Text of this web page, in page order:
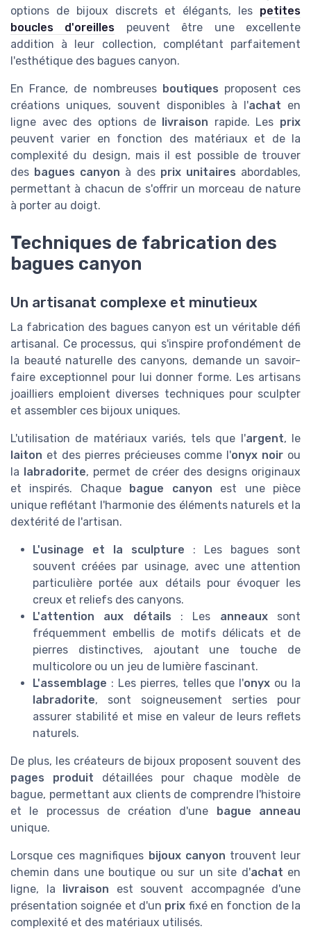
options de bijoux discrets et élégants, les petites
boucles d'oreilles peuvent être une excellente
addition à leur collection, complétant parfaitement
l'esthétique des bagues canyon.
En France, de nombreuses boutiques proposent ces
créations uniques, souvent disponibles à l'achat en
ligne avec des options de livraison rapide. Les prix
peuvent varier en fonction des matériaux et de la
complexité du design, mais il est possible de trouver
des bagues canyon à des prix unitaires abordables,
permettant à chacun de s'offrir un morceau de nature
à porter au doigt.
Techniques de fabrication des
bagues canyon
Un artisanat complexe et minutieux
La fabrication des bagues canyon est un véritable défi
artisanal. Ce processus, qui s'inspire profondément de
la beauté naturelle des canyons, demande un savoir-
faire exceptionnel pour lui donner forme. Les artisans
joailliers emploient diverses techniques pour sculpter
et assembler ces bijoux uniques.
L'utilisation de matériaux variés, tels que l'argent, le
laiton et des pierres précieuses comme l'onyx noir ou
la labradorite, permet de créer des designs originaux
et inspirés. Chaque bague canyon est une pièce
unique reflétant l'harmonie des éléments naturels et la
dextérité de l'artisan.
L'usinage et la sculpture : Les bagues sont
souvent créées par usinage, avec une attention
particulière portée aux détails pour évoquer les
creux et reliefs des canyons.
L'attention aux détails : Les anneauxsont
fréquemment embellis de motifs délicats et de
pierres distinctives, ajoutant une touche de
multicolore ou un jeu de lumière fascinant.
L'assemblage : Les pierres, telles que l'onyx ou la
labradorite, sont soigneusement serties pour
assurer stabilité et mise en valeur de leurs reflets
naturels.
De plus, les créateurs de bijoux proposent souvent des
pages produit détaillées pour chaque modèle de
bague, permettant aux clients de comprendre l'histoire
et le processus de création d'une bague anneau
unique.
Lorsque ces magnifiques bijoux canyon trouvent leur
chemin dans une boutique ou sur un site d'achat en
ligne, la livraison est souvent accompagnée d'une
présentation soignée et d'un prix fixé en fonction de la
complexité et des matériaux utilisés.